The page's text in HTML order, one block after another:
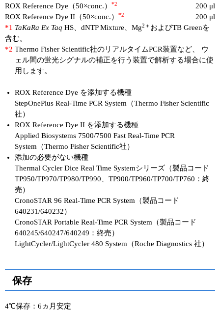
ROX Reference Dye（50×conc.） *2
200 μl
ROX Reference Dye II（50×conc.）
*2
200 μl
*1 TaKaRa Ex Taq HS、dNTP Mixture、Mg2＋ およびTB Greenを
含む。
*2 Thermo Fisher Scientific社のリアルタイムPCR装置など、 ウ
ェル間の蛍光シグナルの補正を行う装置で解析する場合に使
用します。
ROX Reference Dye を添加する機種
StepOnePlus Real-Time PCR System（Thermo Fisher Scientific
社）
ROX Reference Dye II を添加する機種
Applied Biosystems 7500/7500 Fast Real-Time PCR
System（Thermo Fisher Scientific社）
添加の必要がない機種
Thermal Cycler Dice Real Time Systemシリーズ（製品コード
TP950/TP970/TP980/TP990、TP900/TP960/TP700/TP760：終
売）
CronoSTAR 96 Real-Time PCR System（製品コード
640231/640232）
CronoSTAR Portable Real-Time PCR System（製品コード
640245/640247/640249：終売）
LightCycler/LightCycler 480 System（Roche Diagnostics 社）
保存
4℃保存：6ヵ月安定